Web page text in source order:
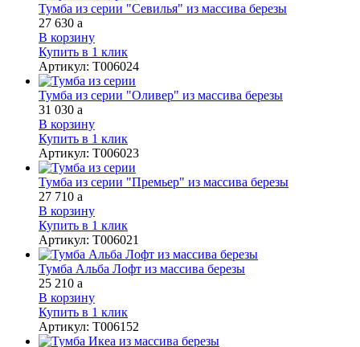
Тумба из серии "Севилья" из массива березы
27 630 a
В корзину
Купить в 1 клик
Артикул: Т006024
Тумба из серии "Оливер" из массива березы
31 030 a
В корзину
Купить в 1 клик
Артикул: Т006023
Тумба из серии "Премьер" из массива березы
27 710 a
В корзину
Купить в 1 клик
Артикул: Т006021
Тумба Альба Лофт из массива березы
25 210 a
В корзину
Купить в 1 клик
Артикул: Т006152